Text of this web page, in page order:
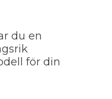
du en
för din